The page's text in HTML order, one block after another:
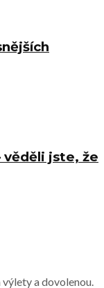
věděli jste, že
a dovolenou.